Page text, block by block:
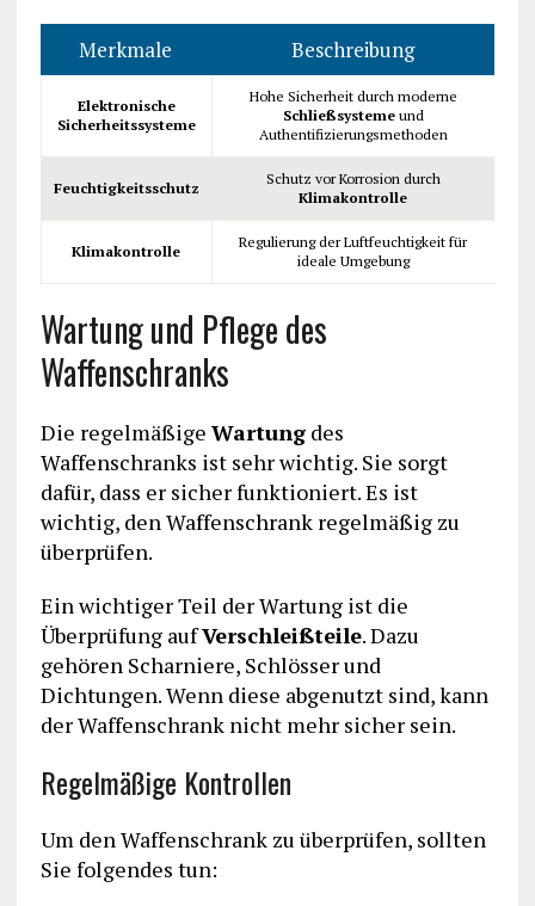
Merkmale Beschreibung
Elektronische
Sicherheitssysteme
Hohe Sicherheit durch moderne
Schließsystemeund
Authentifizierungsmethoden
Feuchtigkeitsschutz
Schutz vor Korrosion durch
Klimakontrolle
Klimakontrolle
Regulierung der Luftfeuchtigkeit für
ideale Umgebung
Wartung und Pflege des
Waffenschranks
Die regelmäßige Wartungdes
Waffenschranks ist sehr wichtig. Sie sorgt
dafür, dass er sicher funktioniert. Es ist
wichtig, den Waffenschrank regelmäßig zu
überprüfen.
Ein wichtiger Teil der Wartung ist die
Überprüfung aufVerschleißteile. Dazu
gehören Scharniere, Schlösser und
Dichtungen. Wenn diese abgenutzt sind, kann
der Waffenschrank nicht mehr sicher sein.
Regelmäßige Kontrollen
Um den Waffenschrank zu überprüfen, sollten
Sie folgendes tun: